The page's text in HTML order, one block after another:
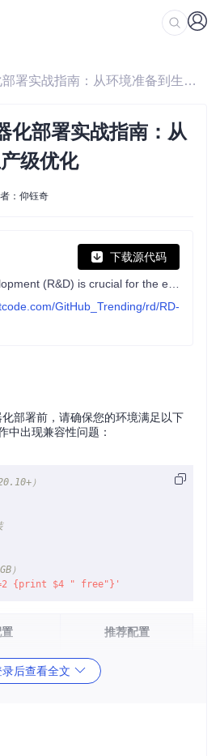
/ RD-Agent容器化部署实战指南：从环境准备到生产级优化
化部署实战指南：从
级优化
：仰钰奇
下载源代码
GitHub_Trending/rd/RD-
部署前，请确保您的环境满足以下
中出现兼容性问题：
）
）
{print $4 " free"}'
推荐配置
8核及以上
录后查看全文